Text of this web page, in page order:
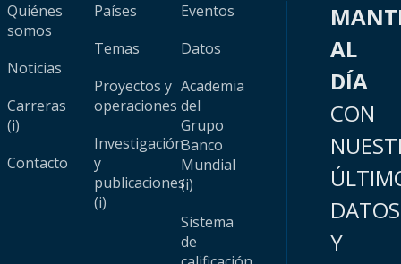
Quiénes
somos
Noticias
Carreras
(i)
Contacto
Países
Temas
Proyectos y
operaciones
Investigación
y
publicaciones
(i)
Eventos
Datos
Academia
del
Grupo
Banco
Mundial
(i)
Sistema
de
AL
DÍA
CON
DATOS
Y